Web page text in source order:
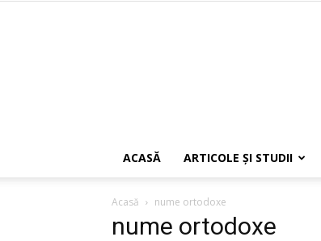
ACASĂ ARTICOLE ŞI STUDII
Acasă nume ortodoxe
nume ortodoxe